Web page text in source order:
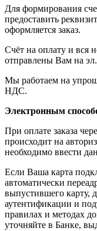
Для формирования
предоставить
оформляется заказ.
Счёт на оплату и вся
отправлены Вам на
Мы работаем на
НДС.
Электронным
При оплате заказа
происходит на
необходимо ввести
Если Ваша карта
автоматически
выпустившего карту,
аутентификации и
правилах и методах
уточняйте в Банке,